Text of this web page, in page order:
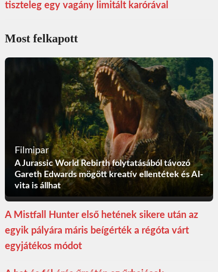
tiszteleg egy vagány limitált karórával
Most felkapott
Filmipar
A Jurassic World Rebirth folytatásából távozó
Gareth Edwards mögött kreatív ellentétek és AI-
vita is állhat
A Mistfall Hunter első hetének sikere után az
egyik pályára máris beígérték a régóta várt
egyjátékos módot